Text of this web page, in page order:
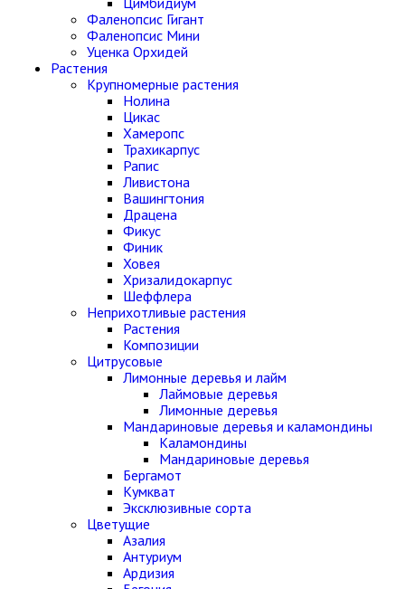
Фаленопсис Гигант
Фаленопсис Мини
Уценка Орхидей
Растения
Крупномерные растения
Нолина
Цикас
Хамеропс
Трахикарпус
Рапис
Ливистона
Вашингтония
Драцена
Фикус
Финик
Ховея
Хризалидокарпус
Шеффлера
Неприхотливые растения
Растения
Композиции
Цитрусовые
Лимонные деревья и лайм
Лаймовые деревья
Лимонные деревья
Мандариновые деревья и каламондины
Каламондины
Мандариновые деревья
Бергамот
Кумкват
Эксклюзивные сорта
Цветущие
Азалия
Антуриум
Ардизия